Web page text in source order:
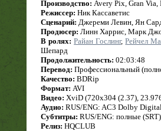
Производство: Avery Pix, Gran
Режиссер: Ник Кассаветис
Сценарий: Джереми Левин, Ян
Продюсер: Линн Харрис, Марк
В ролях: Райан Гослинг,Рейчел
Шепард
Продолжительность: 02:03:48
Перевод: Профессиональный
Качество: BDRip
Формат: AVI
Видео: XviD (720x304 (2.37),
Аудио: RUS/ENG: AC3 Dolby
Субтитры: RUS/ENG: полные (SRT)
Релиз: HQCLUB